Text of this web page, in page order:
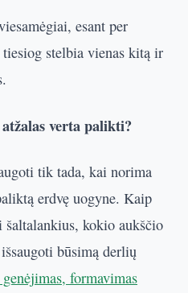
esant per
stelbia vienas kitą ir
verta palikti?
tik tada, kai norima
erdvę uogyne. Kaip
kokio aukščio
būsimą derlių
formavimas